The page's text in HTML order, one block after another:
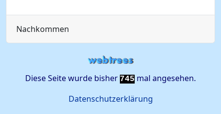
Nachkommen
Diese Seite wurde bisher 745 mal angesehen.
Datenschutzerklärung